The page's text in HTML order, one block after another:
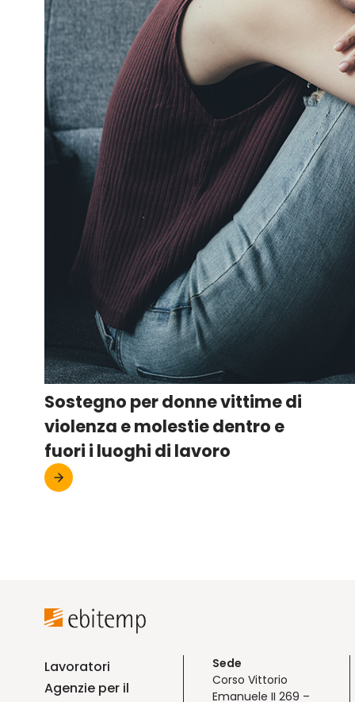
Sostegno per donne vittime di
violenza e molestie dentro e
fuori i luoghi di lavoro
Lavoratori
Agenzie per il
Sede
Corso Vittorio
Emanuele II 269 –